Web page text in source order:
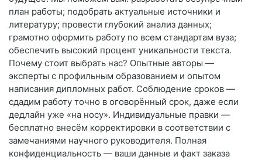
план работы; подобрать актуальные источники и
литературу; провести глубокий анализ данных;
грамотно оформить работу по всем стандартам вуза;
обеспечить высокий процент уникальности текста.
Почему стоит выбрать нас? Опытные авторы —
эксперты с профильным образованием и опытом
написания дипломных работ. Соблюдение сроков —
сдадим работу точно в оговорённый срок, даже если
дедлайн уже «на носу». Индивидуальные правки —
бесплатно внесём корректировки в соответствии с
замечаниями научного руководителя. Полная
конфиденциальность — ваши данные и факт заказа